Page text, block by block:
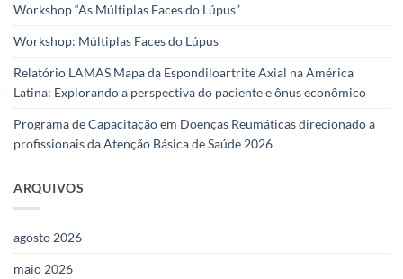
Workshop “As Múltiplas Faces do Lúpus”
Workshop: Múltiplas Faces do Lúpus
Relatório LAMAS Mapa da Espondiloartrite Axial na América
Latina: Explorando a perspectiva do paciente e ônus econômico
Programa de Capacitação em Doenças Reumáticas direcionado a
profissionais da Atenção Básica de Saúde 2026
ARQUIVOS
agosto 2026
maio 2026